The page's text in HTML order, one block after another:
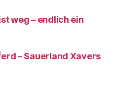
weg – endlich ein
– Sauerland Xavers